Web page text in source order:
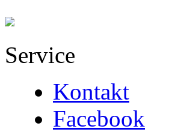
Service
Kontakt
Facebook